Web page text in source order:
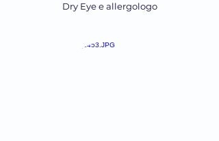
Dry Eye e allergologo